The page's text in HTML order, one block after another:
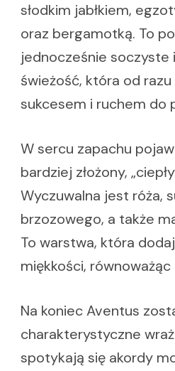
słodkim jabłkiem,
oraz bergamotką. To
jednocześnie soczyste
świeżość, która od
sukcesem i ruchem do
W sercu zapachu
bardziej złożony,
Wyczuwalna jest róża,
brzozowego, a także
To warstwa, która
miękkości,
Na koniec Aventus
charakterystyczne
spotykają się akordy